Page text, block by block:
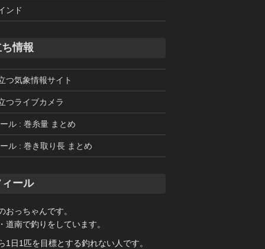
ンド
情報
つ気象情報サイト
つライブカメラ
ル : 巻糸量 まとめ
ル : 巻き取り長 まとめ
ール
おっちゃんです。
道南で釣りをしています。
1日1匹を目標とする釣れない人です。